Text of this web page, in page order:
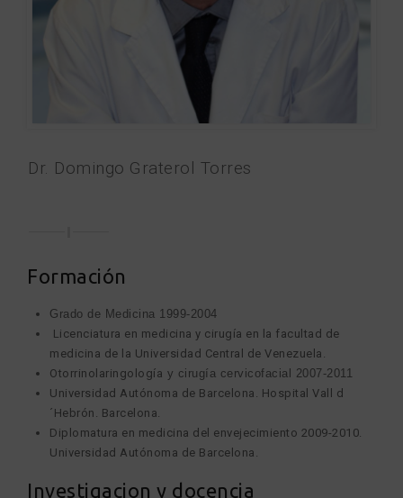
Dr. Domingo Graterol Torres
Formación
Grado de Medicina 1999-2004
Licenciatura en medicina y cirugía en la facultad de
medicina de la Universidad Central de Venezuela.
Otorrinolaringología y cirugía cervicofacial 2007-2011
Universidad Autónoma de Barcelona. Hospital Vall d
´Hebrón. Barcelona.
Diplomatura en medicina del envejecimiento 2009-2010.
Universidad Autónoma de Barcelona.
Investigacion y docencia